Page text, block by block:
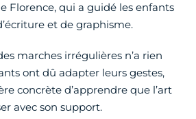
Florence, qui a guidé les enfants
et de graphisme.
marches irrégulières n’a rien
ont dû adapter leurs gestes,
concrète d’apprendre que l’art
avec son support.